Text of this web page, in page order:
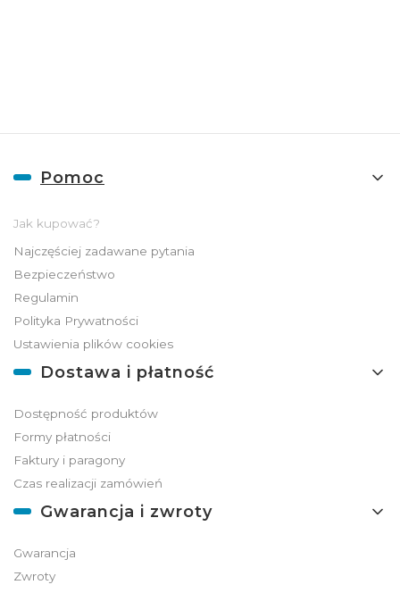
Linki w stopce
Pomoc
Jak kupować?
Najczęściej zadawane pytania
Bezpieczeństwo
Regulamin
Polityka Prywatności
Ustawienia plików cookies
Dostawa i płatność
Dostępność produktów
Formy płatności
Faktury i paragony
Czas realizacji zamówień
Gwarancja i zwroty
Gwarancja
Zwroty